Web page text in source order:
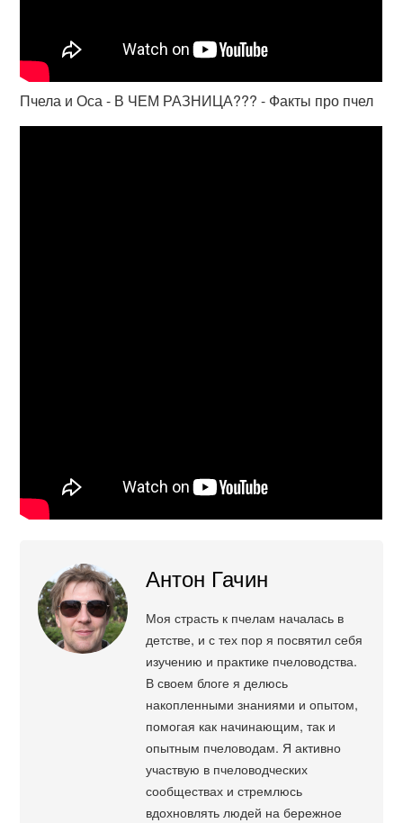
Пчела и Оса - В ЧЕМ РАЗНИЦА??? - Факты про пчел
Антон Гачин
Моя страсть к пчелам началась в
детстве, и с тех пор я посвятил себя
изучению и практике пчеловодства.
В своем блоге я делюсь
накопленными знаниями и опытом,
помогая как начинающим, так и
опытным пчеловодам. Я активно
участвую в пчеловодческих
сообществах и стремлюсь
вдохновлять людей на бережное